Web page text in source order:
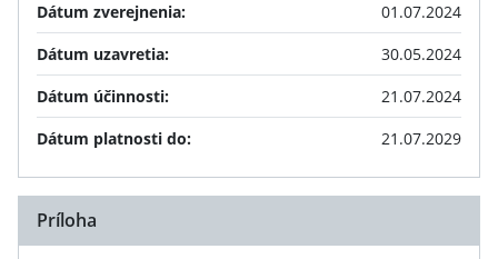
Dátum zverejnenia:
01.07.2024
Dátum uzavretia:
30.05.2024
Dátum účinnosti:
21.07.2024
Dátum platnosti do:
21.07.2029
Príloha